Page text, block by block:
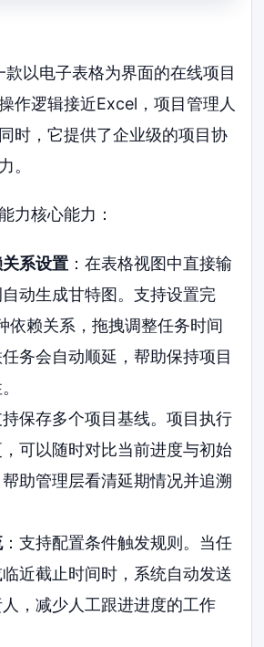
以电子表格为界面的在线项目
作逻辑接近Excel，项目管理人
时，它提供了企业级的项目协
。
力核心能力：
系设置：在表格视图中直接输
动生成甘特图。支持设置完
依赖关系，拖拽调整任务时间
务会自动顺延，帮助保持项目
持保存多个项目基线。项目执行
可以随时对比当前进度与初始
助管理层看清延期情况并追溯
：支持配置条件触发规则。当任
近截止时间时，系统自动发送
，减少人工跟进进度的工作